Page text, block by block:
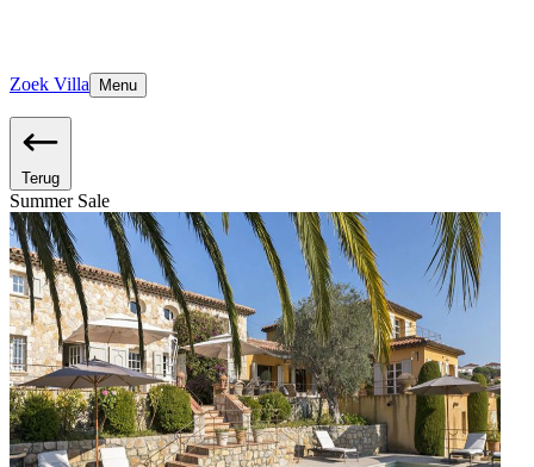
Zoek Villa Menu
Terug
Summer Sale